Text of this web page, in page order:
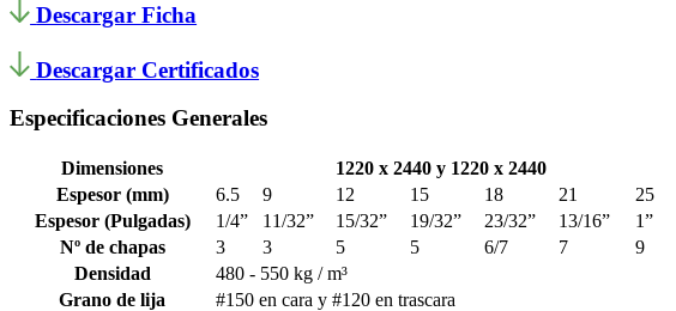
Descargar Ficha
Descargar Certificados
Especificaciones Generales
Dimensiones
1220 x 2440 y 1220 x 2440
Espesor (mm)
6.5 9 12 15 18 21
25
Espesor (Pulgadas)
1/4” 11/32” 15/32” 19/32” 23/32” 13/16”
1”
Nº de chapas
3 3 5 5 6/7 7
9
Densidad
480 - 550 kg / m³
Grano de lija
#150 en cara y #120 en trascara